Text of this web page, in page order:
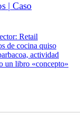
| Caso
Retail
de cocina quiso
actividad
un libro «concepto»